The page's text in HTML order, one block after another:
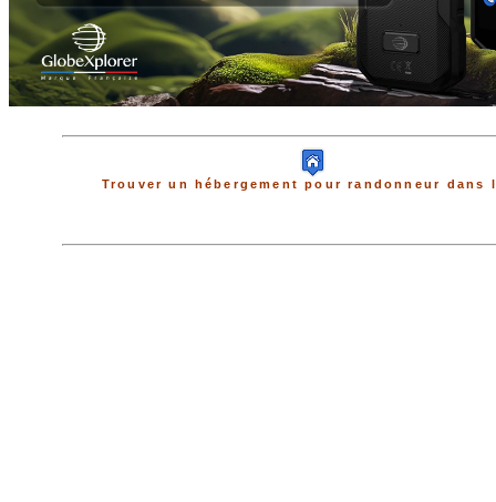
Trouver un hébergement pour randonneur dans